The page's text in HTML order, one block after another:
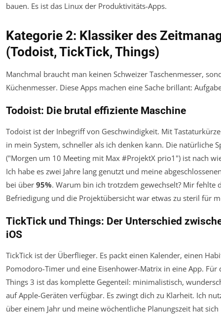
bauen. Es ist das Linux der Produktivitäts-Apps.
Kategorie 2: Klassiker des
(Todoist, TickTick, Things)
Manchmal braucht man keinen Schweizer Taschenmesser,
Küchenmesser. Diese Apps machen eine Sache brillant:
Todoist: Die brutal effiziente Maschine
Todoist ist der Inbegriff von Geschwindigkeit. Mit
in mein System, schneller als ich denken kann. Die natürliche
("Morgen um 10 Meeting mit Max #ProjektX prio1") ist nach
Ich habe es zwei Jahre lang genutzt und meine
bei über 95%. Warum bin ich trotzdem gewechselt? Mir fehlte
Befriedigung und die Projektübersicht war etwas zu steril für
TickTick und Things: Der Unterschied
iOS
TickTick ist der Überflieger. Es packt einen Kalender, einen
Pomodoro-Timer und eine Eisenhower-Matrix in eine App. Für
Things 3 ist das komplette Gegenteil: minimalistisch,
auf Apple-Geräten verfügbar. Es zwingt dich zu Klarheit. Ich
über einem Jahr und meine wöchentliche Planungszeit hat